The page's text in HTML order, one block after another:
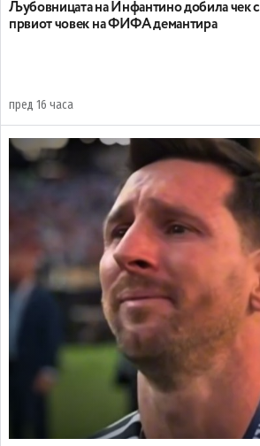
Љубовницата на Инфантино добила чек
првиот човек на ФИФА демантира
пред 16 часа